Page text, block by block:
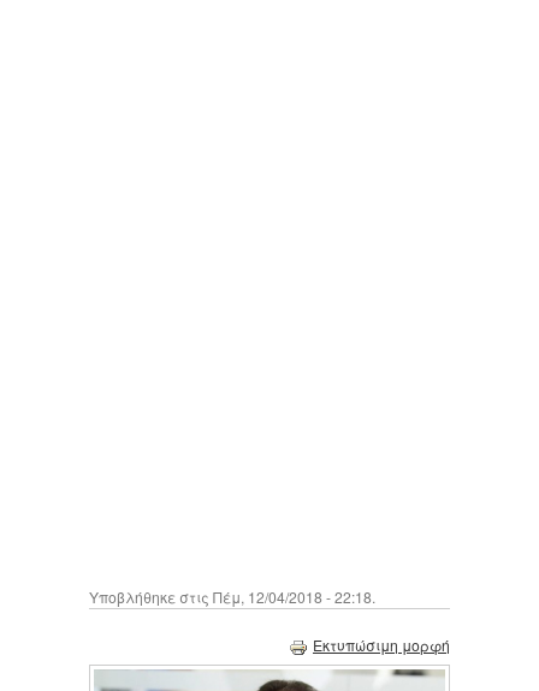
Υποβλήθηκε στις Πέμ, 12/04/2018 - 22:18.
Εκτυπώσιμη μορφή